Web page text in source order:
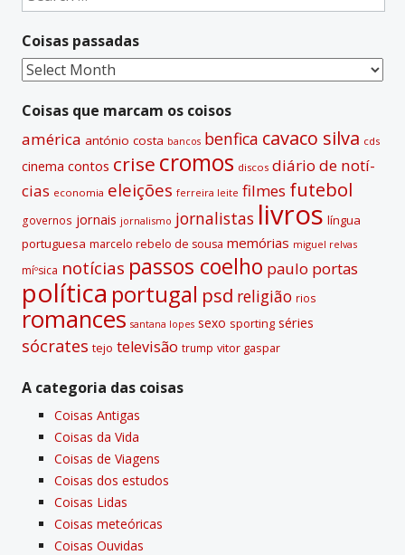
a
t
i
v
for:
Coisas passadas
Coisas
Coisas que marcam os coisos
américa antónio costa bancos benfica cavaco silva cds
cinema contos crise cromos discos diário de notí­
cias economia eleições ferreira leite filmes futebol
governos jornais jornalismo jornalistas livros lí­ngua
portuguesa marcelo rebelo de sousa memórias miguel relvas
míºsica notí­cias passos coelho paulo portas
polí­tica portugal psd religião rios
romances santana lopes sexo sporting séries
sócrates tejo televisão trump vitor gaspar
A categoria das coisas
Coisas Antigas
Coisas da Vida
Coisas de Viagens
Coisas dos estudos
Coisas Lidas
Coisas meteóricas
Coisas Ouvidas